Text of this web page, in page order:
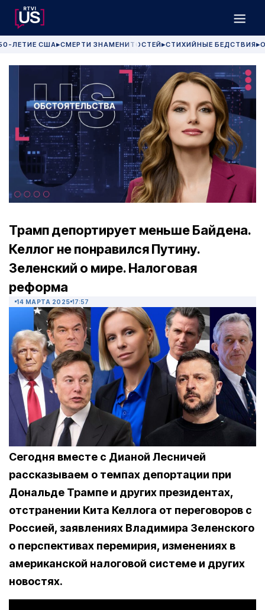
ЛЕТИЕ США▶СМЕРТИ ЗНАМЕНИТОСТЕЙ▶СТИХИЙНЫЕ БЕДСТВИЯ▶
Трамп депортирует меньше Байдена.
Келлог не понравился Путину.
Зеленский о мире. Налоговая
реформа
14 МАРТА 2025 17:57
Сегодня вместе с Дианой Лесничей
рассказываем о темпах депортации при
Дональде Трампе и других президентах,
отстранении Кита Келлога от переговоров с
Россией, заявлениях Владимира Зеленского
о перспективах перемирия, изменениях в
американской налоговой системе и других
новостях.